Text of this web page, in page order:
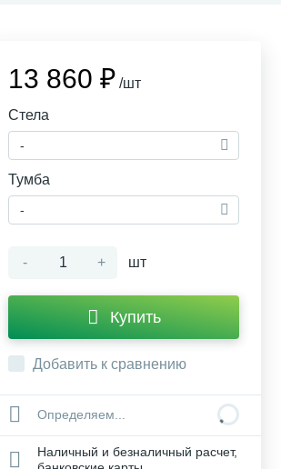
13 860 ₽ /шт
Стела
-
Тумба
-
- + шт
Купить
Добавить к сравнению
Определяем...
Наличный и безналичный расчет,